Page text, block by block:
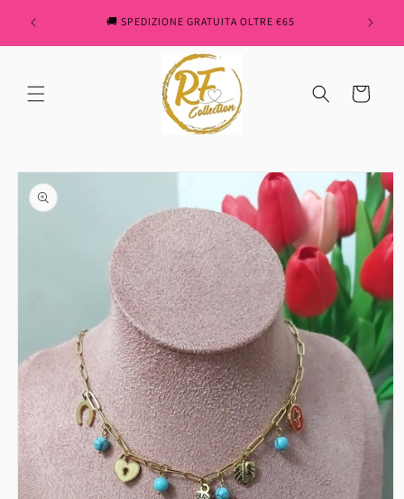
content
🚚 SPEDIZIONE GRATUITA OLTRE €65
Cart
Skip to
product
information